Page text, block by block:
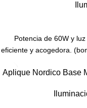
Potencia de 60W y
eficiente y acogedora.
Aplique Nordico Base